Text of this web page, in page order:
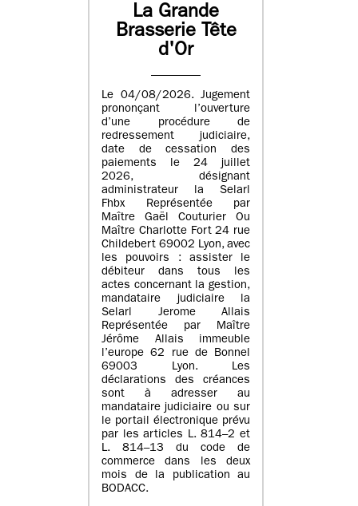
La Grande
Brasserie Tête
d'Or
Le 04/08/2026. Jugement
prononçant l’ouverture
d’une procédure de
redressement judiciaire,
date de cessation des
paiements le 24 juillet
2026, désignant
administrateur la Selarl
Fhbx Représentée par
Maître Gaël Couturier Ou
Maître Charlotte Fort 24 rue
Childebert 69002 Lyon, avec
les pouvoirs : assister le
débiteur dans tous les
actes concernant la gestion,
mandataire judiciaire la
Selarl Jerome Allais
Représentée par Maître
Jérôme Allais immeuble
l’europe 62 rue de Bonnel
69003 Lyon. Les
déclarations des créances
sont à adresser au
mandataire judiciaire ou sur
le portail électronique prévu
par les articles L. 814–2 et
L. 814–13 du code de
commerce dans les deux
mois de la publication au
BODACC.